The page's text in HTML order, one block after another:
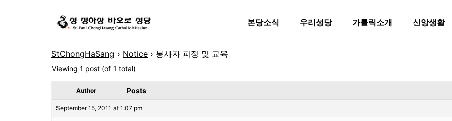
본당소식 우리성당 가톨릭소개 신앙생활
StChongHaSang › Notice › 봉사자 피정 및 교육
Viewing 1 post (of 1 total)
Author Posts
September 15, 2011 at 1:07 pm